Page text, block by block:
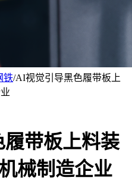
铁/AI视觉引导黑色履带板上
带板上料装
械制造企业